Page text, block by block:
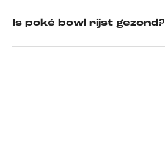
Is poké bowl rijst gezond?